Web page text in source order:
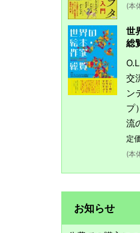
(本
世
総
交
ン
プ
流
定
(本
お知らせ